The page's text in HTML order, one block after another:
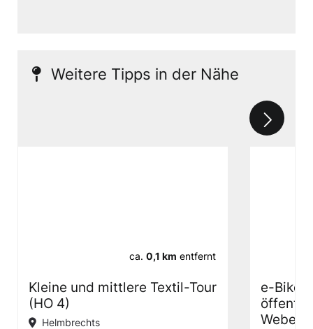
Weitere Tipps in der Nähe
ca. 0,1 km entfernt
Kleine und mittlere Textil-Tour
(HO 4)
Helmbrechts
e-Bike
Weberei